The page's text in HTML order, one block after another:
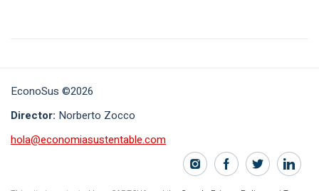
EconoSus ©2026
Director: Norberto Zocco
hola@economiasustentable.com